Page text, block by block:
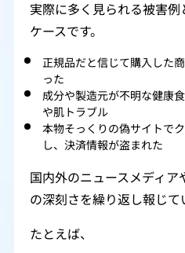
実際に多く見られる被害
ケースです。
正規品だと信じて購入した
った
成分や製造元が不明な健康
や肌トラブル
本物そっくりの偽サイトで
し、決済情報が盗まれた
国内外のニュースメディ
の深刻さを繰り返し報じて
たとえば、